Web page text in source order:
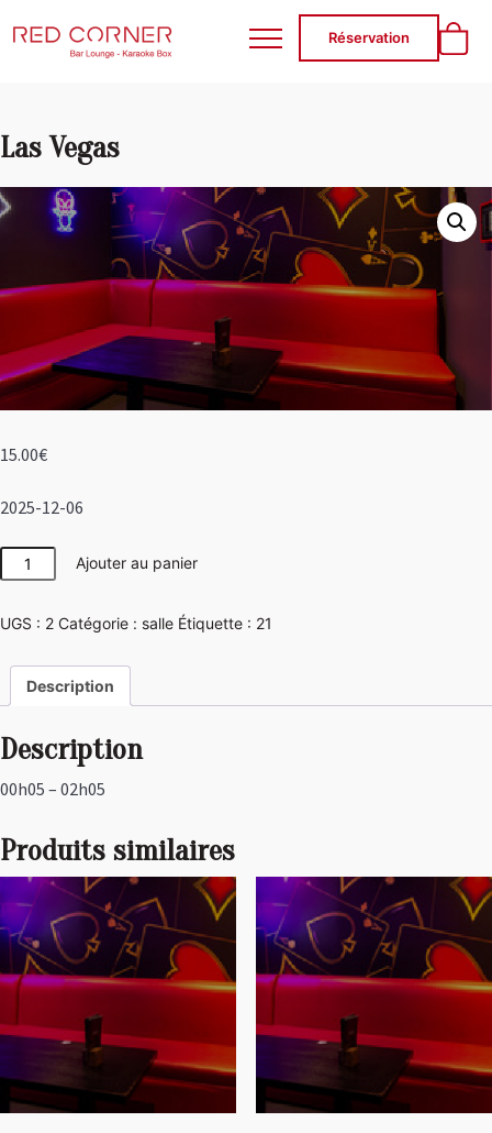
RED CORNER
Réservation
Las Vegas
15.00€
2025-12-06
quantité
de
Vegas
Ajouter au panier
UGS : 2 Catégorie : salle Étiquette : 21
Description
Description
00h05 – 02h05
Produits similaires